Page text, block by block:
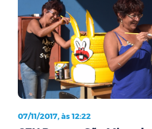
07/11/2017, às 12:22